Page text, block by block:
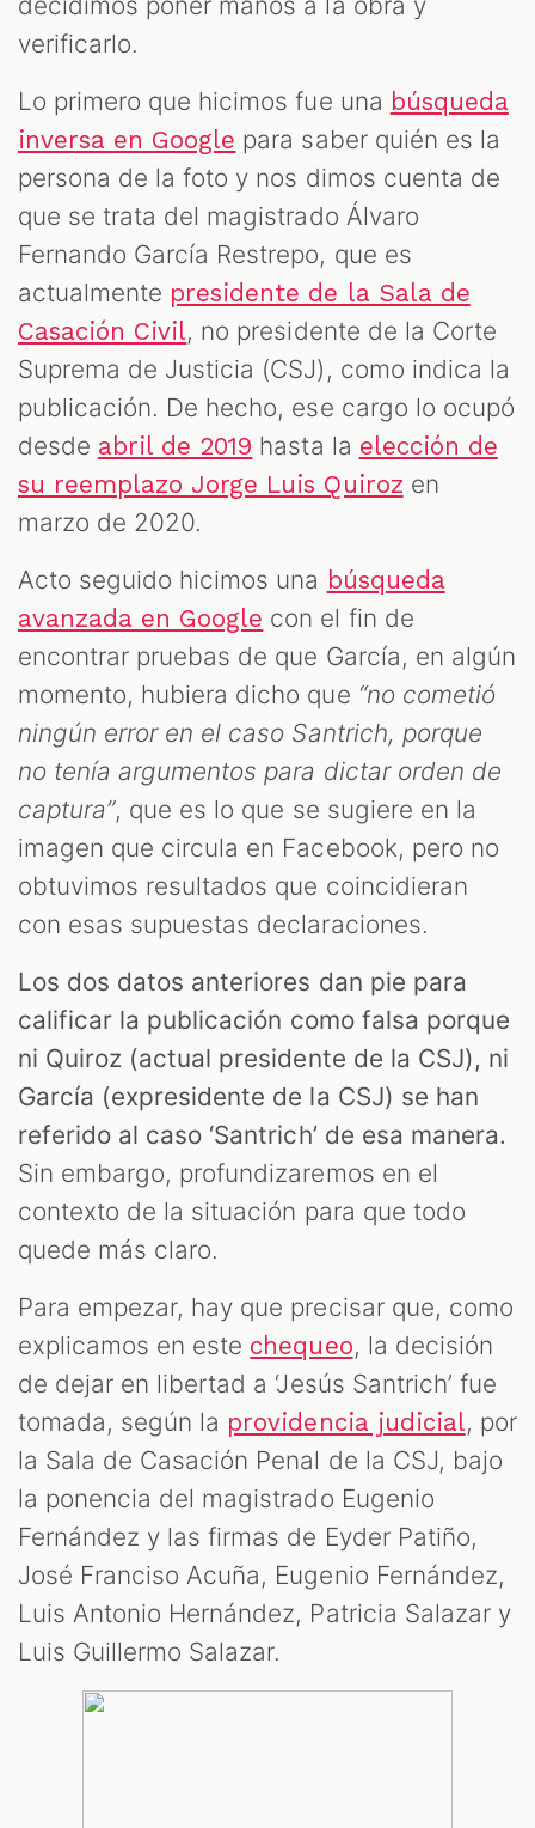
verificarlo.
Lo primero que hicimos fue una búsqueda
inversa en Google para saber quién es la
persona de la foto y nos dimos cuenta de
que se trata del magistrado Álvaro
Fernando García Restrepo, que es
actualmente presidente de la Sala de
Casación Civil, no presidente de la Corte
Suprema de Justicia (CSJ), como indica la
publicación. De hecho, ese cargo lo ocupó
desde abril de 2019 hasta la elección de
su reemplazo Jorge Luis Quiroz en
marzo de 2020.
Acto seguido hicimos una búsqueda
avanzada en Google con el fin de
encontrar pruebas de que García, en algún
momento, hubiera dicho que “no cometió
ningún error en el caso Santrich, porque
no tenía argumentos para dictar orden de
captura”, que es lo que se sugiere en la
imagen que circula en Facebook, pero no
obtuvimos resultados que coincidieran
con esas supuestas declaraciones.
Los dos datos anteriores dan pie para
calificar la publicación como falsa porque
ni Quiroz (actual presidente de la CSJ), ni
García (expresidente de la CSJ) se han
referido al caso ‘Santrich’ de esa manera.
Sin embargo, profundizaremos en el
contexto de la situación para que todo
quede más claro.
Para empezar, hay que precisar que, como
explicamos en este chequeo, la decisión
de dejar en libertad a ‘Jesús Santrich’ fue
tomada, según la providencia judicial, por
la Sala de Casación Penal de la CSJ, bajo
la ponencia del magistrado Eugenio
Fernández y las firmas de Eyder Patiño,
José Franciso Acuña, Eugenio Fernández,
Luis Antonio Hernández, Patricia Salazar y
Luis Guillermo Salazar.